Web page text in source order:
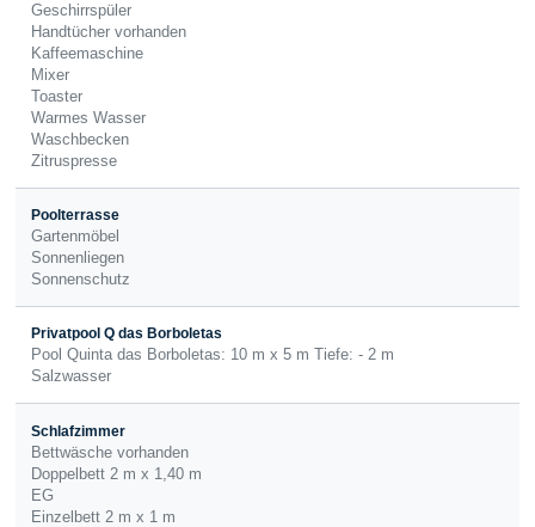
Geschirrspüler
Handtücher vorhanden
Kaffeemaschine
Mixer
Toaster
Warmes Wasser
Waschbecken
Zitruspresse
Poolterrasse
Gartenmöbel
Sonnenliegen
Sonnenschutz
Privatpool Q das Borboletas
Pool Quinta das Borboletas: 10 m x 5 m Tiefe: - 2 m
Salzwasser
Schlafzimmer
Bettwäsche vorhanden
Doppelbett 2 m x 1,40 m
EG
Einzelbett 2 m x 1 m